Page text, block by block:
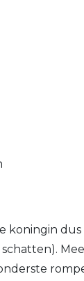
koningin